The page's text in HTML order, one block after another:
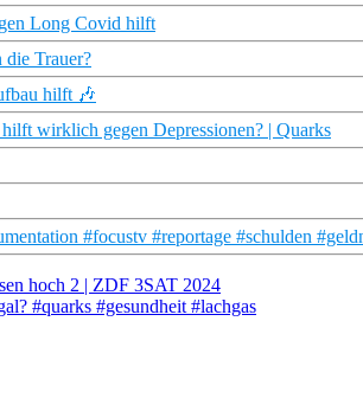
Long Covid hilft
die Trauer?
hilft 🎶
wirklich gegen Depressionen? | Quarks
#focustv #reportage #schulden
hoch 2 | ZDF 3SAT 2024
#quarks #gesundheit #lachgas